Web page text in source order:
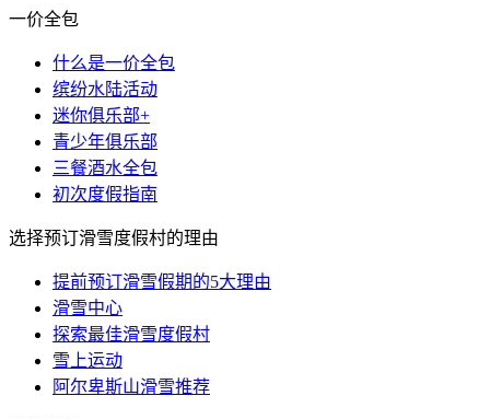
一价全包
什么是一价全包
缤纷水陆活动
迷你俱乐部+
青少年俱乐部
三餐酒水全包
初次度假指南
选择预订滑雪度假村的理由
提前预订滑雪假期的5大理由
滑雪中心
探索最佳滑雪度假村
雪上运动
阿尔卑斯山滑雪推荐